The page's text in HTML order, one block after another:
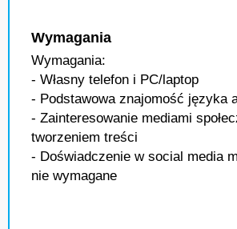
Wymagania
Wymagania:
- Własny telefon i PC/laptop
- Podstawowa znajomość języka
- Zainteresowanie mediami
tworzeniem treści
- Doświadczenie w social media
nie wymagane